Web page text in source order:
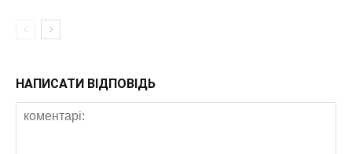
НАПИСАТИ ВІДПОВІДЬ